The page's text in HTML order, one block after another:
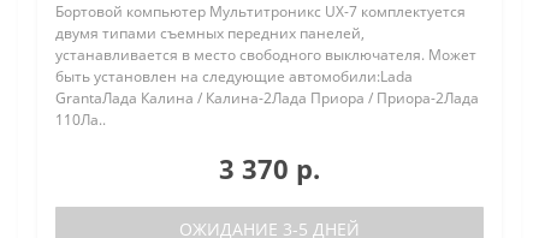
Бортовой компьютер Мультитроникс UX-7 комплектуется
двумя типами съемных передних панелей,
устанавливается в место свободного выключателя. Может
быть установлен на следующие автомобили:Lada
GrantaЛада Калина / Калина-2Лада Приора / Приора-2Лада
110Ла..
3 370 р.
ОЖИДАНИЕ 3-5 ДНЕЙ